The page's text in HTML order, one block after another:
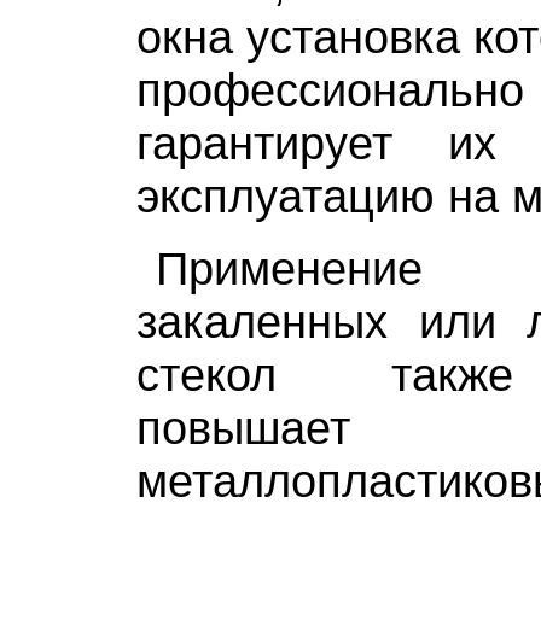
окна установка
гарантирует их
эксплуатацию на
Применение
закаленных или
стекол также
повышает